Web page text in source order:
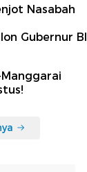
Nasabah
Gubernur BI